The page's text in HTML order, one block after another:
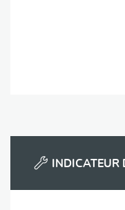
INDICATEUR